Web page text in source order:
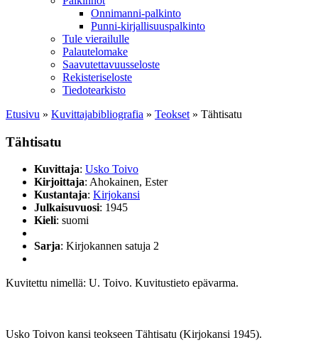
Onnimanni-palkinto
Punni-kirjallisuuspalkinto
Tule vierailulle
Palautelomake
Saavutettavuusseloste
Rekisteriseloste
Tiedotearkisto
Etusivu » Kuvittaja­bibliografia » Teokset » Tähtisatu
Tähtisatu
Kuvittaja: Usko Toivo
Kirjoittaja: Ahokainen, Ester
Kustantaja: Kirjokansi
Julkaisuvuosi: 1945
Kieli: suomi
Sarja: Kirjokannen satuja 2
Kuvitettu nimellä: U. Toivo. Kuvitustieto epävarma.
Usko Toivon kansi teokseen Tähtisatu (Kirjokansi 1945).